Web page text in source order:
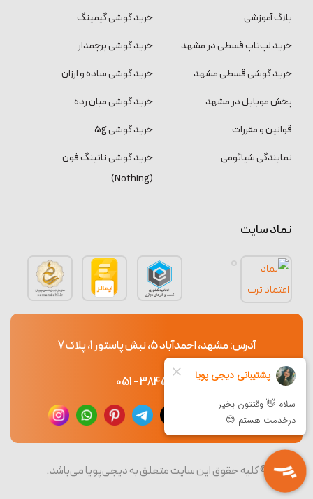
بلاگ آموزشی
خرید لپ‌تاپ قسطی در مشهد
خرید گوشی قسطی مشهد
پخش موبایل در مشهد
قوانین و مقررات
نمایندگی شیائومی
خرید گوشی گیمینگ
خرید گوشی پرچمدار
خرید گوشی ساده و ارزان
خرید گوشی میان رده
خرید گوشی 5g
خرید گوشی ناتینگ فون
(Nothing)
نماد سایت
آدرس: مشهد، احمدآباد 5، نبش پاستور 1، پلاک 7
38453765 - 051
© کلیه حقوق این سایت متعلق به دیجی‌پویا می‌باشد.